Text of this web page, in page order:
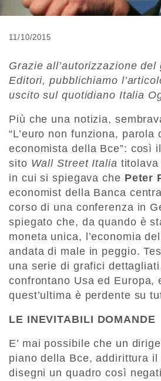
11/10/2015
Grazie all’autorizzazione del
Editori, pubblichiamo
uscito sul quotidiano Italia
Più che una notizia,
“L’euro non funziona, parola
economista della Bce”: così
sito Wall Street Italia
in cui si spiegava che Peter
economist della Banca
corso di una conferenza in
spiegato che, da quando è
moneta unica, l’economia
andata di male in peggio.
una serie di grafici
confrontano Usa ed Europa,
quest’ultima è perdente su
LE INEVITABILI DOMANDE
E’ mai possibile che un
piano della Bce, addirittura il
disegni un quadro così